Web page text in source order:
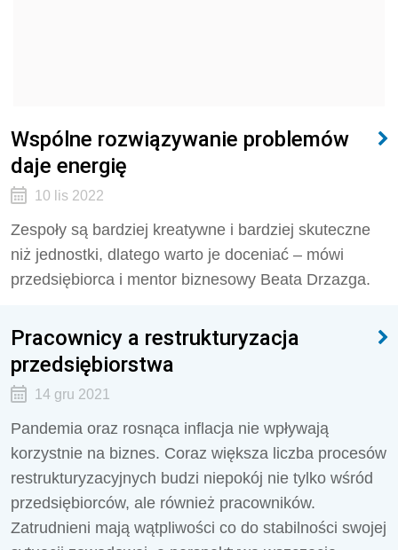
Wspólne rozwiązywanie problemów
daje energię
10 lis 2022
Zespoły są bardziej kreatywne i bardziej skuteczne
niż jednostki, dlatego warto je doceniać – mówi
przedsiębiorca i mentor biznesowy Beata Drzazga.
Pracownicy a restrukturyzacja
przedsiębiorstwa
14 gru 2021
Pandemia oraz rosnąca inflacja nie wpływają
korzystnie na biznes. Coraz większa liczba procesów
restrukturyzacyjnych budzi niepokój nie tylko wśród
przedsiębiorców, ale również pracowników.
Zatrudnieni mają wątpliwości co do stabilności swojej